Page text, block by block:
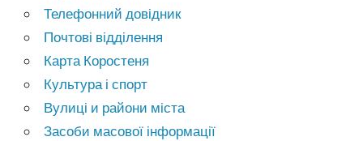
Телефонний довідник
Почтові відділення
Карта Коростеня
Культура і спорт
Вулиці и райони міста
Засоби масової інформації